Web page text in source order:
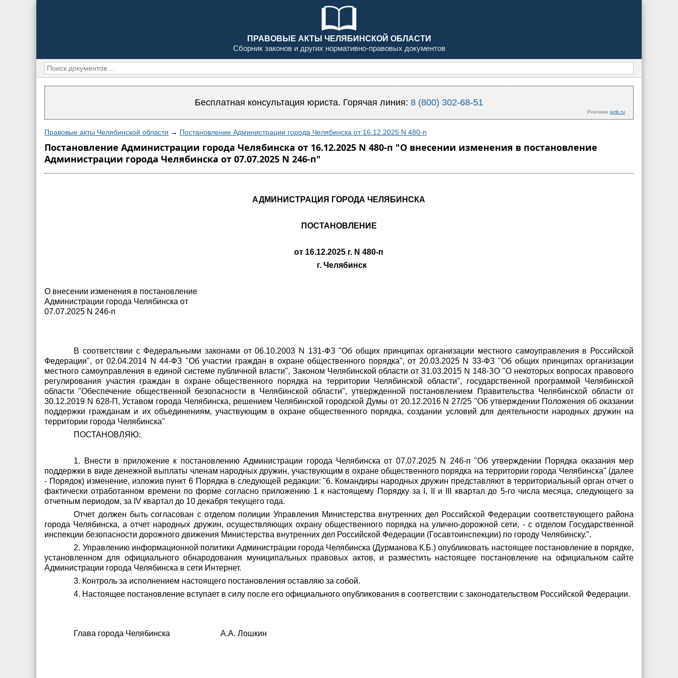
ПРАВОВЫЕ АКТЫ ЧЕЛЯБИНСКОЙ ОБЛАСТИ
Сборник законов и других нормативно-правовых документов
Бесплатная консультация юриста. Горячая линия: 8 (800) 302-68-51
Реклама jurik.ru
Правовые акты Челябинской области → Постановление Администрации города Челябинска от 16.12.2025 N 480-п
Постановление Администрации города Челябинска от 16.12.2025 N 480-п "О внесении изменения в постановление
Администрации города Челябинска от 07.07.2025 N 246-п"
АДМИНИСТРАЦИЯ ГОРОДА ЧЕЛЯБИНСКА
ПОСТАНОВЛЕНИЕ
от 16.12.2025 г. N 480-п
г. Челябинск
О внесении изменения в постановление
Администрации города Челябинска от
07.07.2025 N 246-п
В соответствии с Федеральными законами от 06.10.2003 N 131-ФЗ "Об общих принципах организации местного самоуправления в Российской
Федерации", от 02.04.2014 N 44-ФЗ "Об участии граждан в охране общественного порядка", от 20.03.2025 N 33-ФЗ "Об общих принципах организации
местного самоуправления в единой системе публичной власти", Законом Челябинской области от 31.03.2015 N 148-ЗО "О некоторых вопросах правового
регулирования участия граждан в охране общественного порядка на территории Челябинской области", государственной программой Челябинской
области "Обеспечение общественной безопасности в Челябинской области", утвержденной постановлением Правительства Челябинской области от
30.12.2019 N 628-П, Уставом города Челябинска, решением Челябинской городской Думы от 20.12.2016 N 27/25 "Об утверждении Положения об оказании
поддержки гражданам и их объединениям, участвующим в охране общественного порядка, создании условий для деятельности народных дружин на
территории города Челябинска"
ПОСТАНОВЛЯЮ:
1. Внести в приложение к постановлению Администрации города Челябинска от 07.07.2025 N 246-п "Об утверждении Порядка оказания мер
поддержки в виде денежной выплаты членам народных дружин, участвующим в охране общественного порядка на территории города Челябинска" (далее
- Порядок) изменение, изложив пункт 6 Порядка в следующей редакции: "6. Командиры народных дружин представляют в территориальный орган отчет о
фактически отработанном времени по форме согласно приложению 1 к настоящему Порядку за I, II и III квартал до 5-го числа месяца, следующего за
отчетным периодом, за IV квартал до 10 декабря текущего года.
Отчет должен быть согласован с отделом полиции Управления Министерства внутренних дел Российской Федерации соответствующего района
города Челябинска, а отчет народных дружин, осуществляющих охрану общественного порядка на улично-дорожной сети, - с отделом Государственной
инспекции безопасности дорожного движения Министерства внутренних дел Российской Федерации (Госавтоинспекции) по городу Челябинску.".
2. Управлению информационной политики Администрации города Челябинска (Дурманова К.Б.) опубликовать настоящее постановление в порядке,
установленном для официального обнародования муниципальных правовых актов, и разместить настоящее постановление на официальном сайте
Администрации города Челябинска в сети Интернет.
3. Контроль за исполнением настоящего постановления оставляю за собой.
4. Настоящее постановление вступает в силу после его официального опубликования в соответствии с законодательством Российской Федерации.
Глава города Челябинска А.А. Лошкин